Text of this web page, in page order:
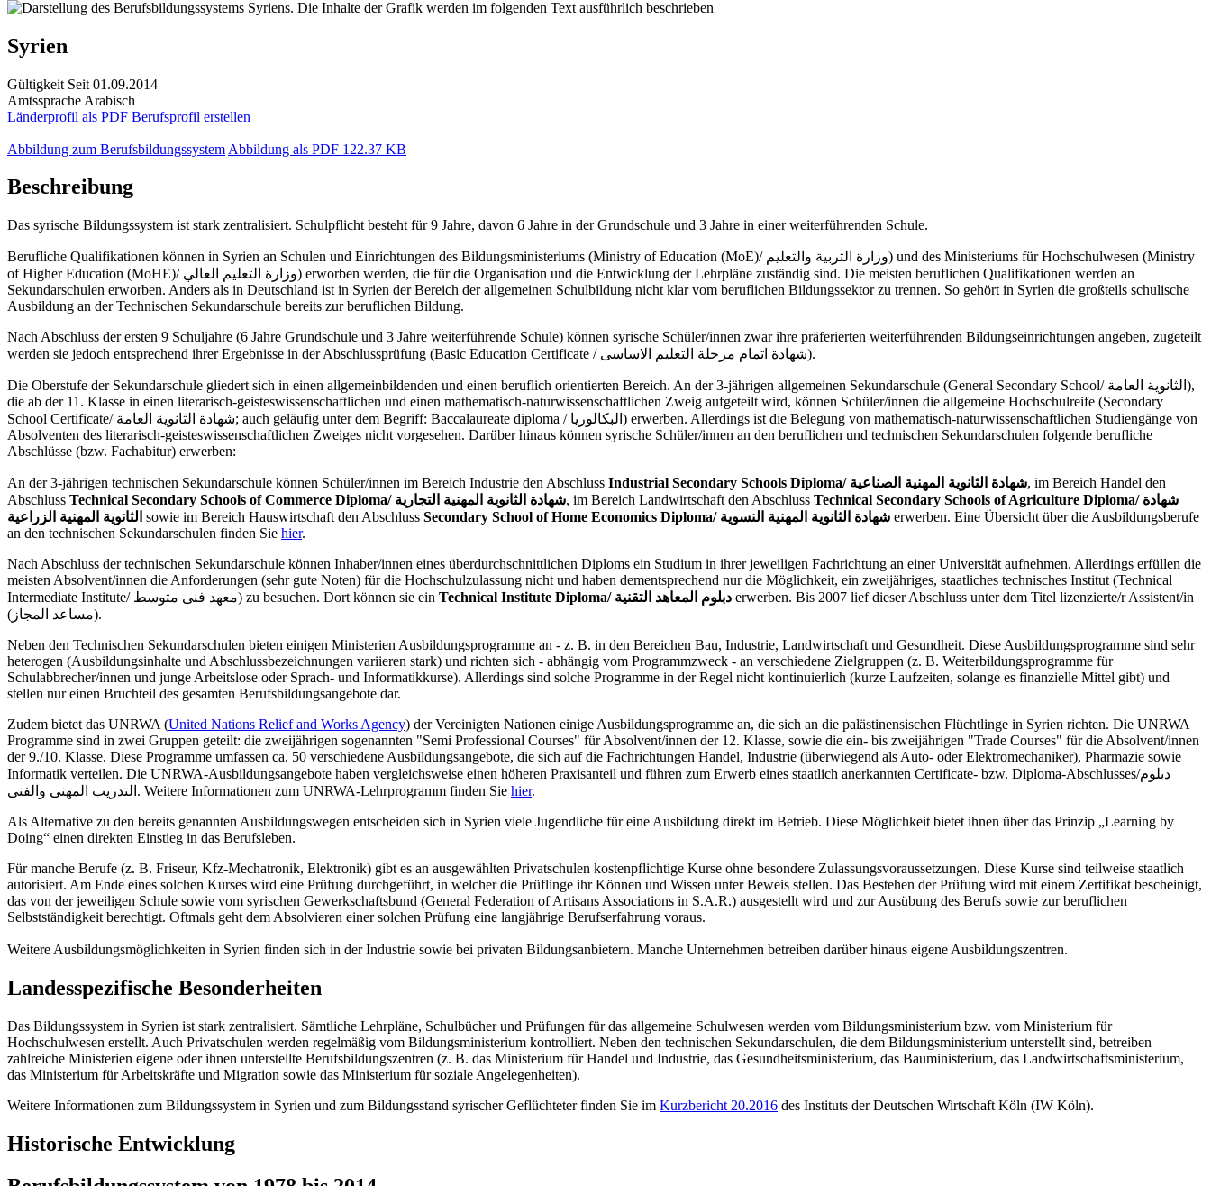
Syrien
Gültigkeit Seit 01.09.2014
Amtssprache Arabisch
Länderprofil als PDF Berufsprofil erstellen
Abbildung zum Berufsbildungssystem Abbildung als PDF 122.37 KB
Beschreibung
Das syrische Bildungssystem ist stark zentralisiert. Schulpflicht besteht für 9 Jahre, davon 6 Jahre in der Grundschule und 3 Jahre in einer weiterführenden Schule.
Berufliche Qualifikationen können in Syrien an Schulen und Einrichtungen des Bildungsministeriums (Ministry of Education (MoE)/ وزارة التربية والتعليم) und des Ministeriums für Hochschulwesen (Ministry
of Higher Education (MoHE)/ وزارة التعليم العالي) erworben werden, die für die Organisation und die Entwicklung der Lehrpläne zuständig sind. Die meisten beruflichen Qualifikationen werden an
Sekundarschulen erworben. Anders als in Deutschland ist in Syrien der Bereich der allgemeinen Schulbildung nicht klar vom beruflichen Bildungssektor zu trennen. So gehört in Syrien die großteils schulische
Ausbildung an der Technischen Sekundarschule bereits zur beruflichen Bildung.
Nach Abschluss der ersten 9 Schuljahre (6 Jahre Grundschule und 3 Jahre weiterführende Schule) können syrische Schüler/innen zwar ihre präferierten weiterführenden Bildungseinrichtungen angeben, zugeteilt
werden sie jedoch entsprechend ihrer Ergebnisse in der Abschlussprüfung (Basic Education Certificate / شهادة اتمام مرحلة التعليم الاساسى).
Die Oberstufe der Sekundarschule gliedert sich in einen allgemeinbildenden und einen beruflich orientierten Bereich. An der 3-jährigen allgemeinen Sekundarschule (General Secondary School/ الثانوية العامة),
die ab der 11. Klasse in einen literarisch-geisteswissenschaftlichen und einen mathematisch-naturwissenschaftlichen Zweig aufgeteilt wird, können Schüler/innen die allgemeine Hochschulreife (Secondary
School Certificate/ شهادة الثانوية العامة; auch geläufig unter dem Begriff: Baccalaureate diploma / البكالوريا) erwerben. Allerdings ist die Belegung von mathematisch-naturwissenschaftlichen Studiengänge von
Absolventen des literarisch-geisteswissenschaftlichen Zweiges nicht vorgesehen. Darüber hinaus können syrische Schüler/innen an den beruflichen und technischen Sekundarschulen folgende berufliche
Abschlüsse (bzw. Fachabitur) erwerben:
An der 3-jährigen technischen Sekundarschule können Schüler/innen im Bereich Industrie den Abschluss Industrial Secondary Schools Diploma/ شهادة الثانوية المهنية الصناعية, im Bereich Handel den
Abschluss
Technical Secondary Schools of Commerce Diploma/ شهادة الثانوية المهنية التجارية, im Bereich Landwirtschaft den Abschluss Technical Secondary Schools of Agriculture Diploma/ شهادة
الثانوية المهنية الزراعية sowie im Bereich Hauswirtschaft den Abschluss Secondary School of Home Economics Diploma/ شهادة الثانوية المهنية النسوية erwerben. Eine Übersicht über die Ausbildungsberufe
an den technischen Sekundarschulen finden Sie hier.
Nach Abschluss der technischen Sekundarschule können Inhaber/innen eines überdurchschnittlichen Diploms ein Studium in ihrer jeweiligen Fachrichtung an einer Universität aufnehmen. Allerdings erfüllen die
meisten Absolvent/innen die Anforderungen (sehr gute Noten) für die Hochschulzulassung nicht und haben dementsprechend nur die Möglichkeit, ein zweijähriges, staatliches technisches Institut (Technical
Intermediate Institute/ معهد فنى متوسط) zu besuchen. Dort können sie ein
erwerben. Bis 2007 lief dieser Abschluss unter dem Titel lizenzierte/r Assistent/in
(مساعد المجاز).
Neben den Technischen Sekundarschulen bieten einigen Ministerien Ausbildungsprogramme an - z. B. in den Bereichen Bau, Industrie, Landwirtschaft und Gesundheit. Diese Ausbildungsprogramme sind sehr
heterogen (Ausbildungsinhalte und Abschlussbezeichnungen variieren stark) und richten sich - abhängig vom Programmzweck - an verschiedene Zielgruppen (z. B. Weiterbildungsprogramme für
Schulabbrecher/innen und junge Arbeitslose oder Sprach- und Informatikkurse). Allerdings sind solche Programme in der Regel nicht kontinuierlich (kurze Laufzeiten, solange es finanzielle Mittel gibt) und
stellen nur einen Bruchteil des gesamten Berufsbildungsangebote dar.
Zudem bietet das UNRWA (United Nations Relief and Works Agency) der Vereinigten Nationen einige Ausbildungsprogramme an, die sich an die palästinensischen Flüchtlinge in Syrien richten. Die UNRWA
Programme sind in zwei Gruppen geteilt: die zweijährigen sogenannten "Semi Professional Courses" für Absolvent/innen der 12. Klasse, sowie die ein- bis zweijährigen "Trade Courses" für die Absolvent/innen
der 9./10. Klasse. Diese Programme umfassen ca. 50 verschiedene Ausbildungsangebote, die sich auf die Fachrichtungen Handel, Industrie (überwiegend als Auto- oder Elektromechaniker), Pharmazie sowie
Informatik verteilen. Die UNRWA-Ausbildungsangebote haben vergleichsweise einen höheren Praxisanteil und führen zum Erwerb eines staatlich anerkannten Certificate- bzw. Diploma-Abschlusses/دبلوم
التدريب المهنى والفنى. Weitere Informationen zum UNRWA-Lehrprogramm finden Sie hier.
Als Alternative zu den bereits genannten Ausbildungswegen entscheiden sich in Syrien viele Jugendliche für eine Ausbildung direkt im Betrieb. Diese Möglichkeit bietet ihnen über das Prinzip „Learning by
Doing“ einen direkten Einstieg in das Berufsleben.
Für manche Berufe (z. B. Friseur, Kfz-Mechatronik, Elektronik) gibt es an ausgewählten Privatschulen kostenpflichtige Kurse ohne besondere Zulassungsvoraussetzungen. Diese Kurse sind teilweise staatlich
autorisiert. Am Ende eines solchen Kurses wird eine Prüfung durchgeführt, in welcher die Prüflinge ihr Können und Wissen unter Beweis stellen. Das Bestehen der Prüfung wird mit einem Zertifikat bescheinigt,
das von der jeweiligen Schule sowie vom syrischen Gewerkschaftsbund (General Federation of Artisans Associations in S.A.R.) ausgestellt wird und zur Ausübung des Berufs sowie zur beruflichen
Selbstständigkeit berechtigt. Oftmals geht dem Absolvieren einer solchen Prüfung eine langjährige Berufserfahrung voraus.
Weitere Ausbildungsmöglichkeiten in Syrien finden sich in der Industrie sowie bei privaten Bildungsanbietern. Manche Unternehmen betreiben darüber hinaus eigene Ausbildungszentren.
Landesspezifische Besonderheiten
Das Bildungssystem in Syrien ist stark zentralisiert. Sämtliche Lehrpläne, Schulbücher und Prüfungen für das allgemeine Schulwesen werden vom Bildungsministerium bzw. vom Ministerium für
Hochschulwesen erstellt. Auch Privatschulen werden regelmäßig vom Bildungsministerium kontrolliert. Neben den technischen Sekundarschulen, die dem Bildungsministerium unterstellt sind, betreiben
zahlreiche Ministerien eigene oder ihnen unterstellte Berufsbildungszentren (z. B. das Ministerium für Handel und Industrie, das Gesundheitsministerium, das Bauministerium, das Landwirtschaftsministerium,
das Ministerium für Arbeitskräfte und Migration sowie das Ministerium für soziale Angelegenheiten).
Weitere Informationen zum Bildungssystem in Syrien und zum Bildungsstand syrischer Geflüchteter finden Sie im Kurzbericht 20.2016 des Instituts der Deutschen Wirtschaft Köln (IW Köln).
Historische Entwicklung